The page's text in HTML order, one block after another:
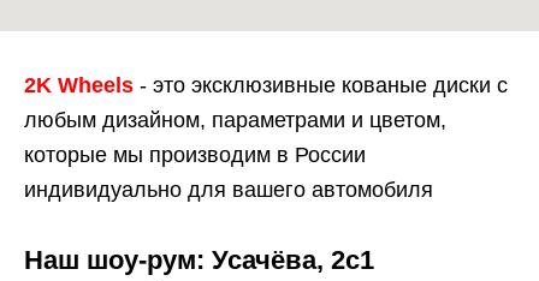
2K Wheels - это эксклюзивные кованые диски с
любым дизайном, параметрами и цветом,
которые мы производим в России
индивидуально для вашего автомобиля
Наш шоу-рум: Усачёва, 2с1